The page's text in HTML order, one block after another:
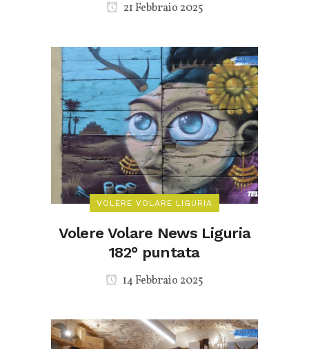
21 Febbraio 2025
VOLERE VOLARE LIGURIA
Volere Volare News Liguria
182° puntata
14 Febbraio 2025